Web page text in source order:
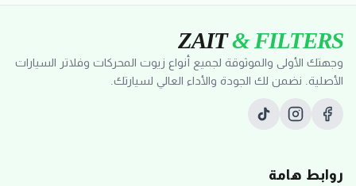
ZAIT& FILTERS
وجهتك الأولى والموثوقة لجميع أنواع زيوت المحركات وفلاتر السيارات
الأصلية. نضمن لك الجودة والأداء العالي لسيارتك.
روابط هامة